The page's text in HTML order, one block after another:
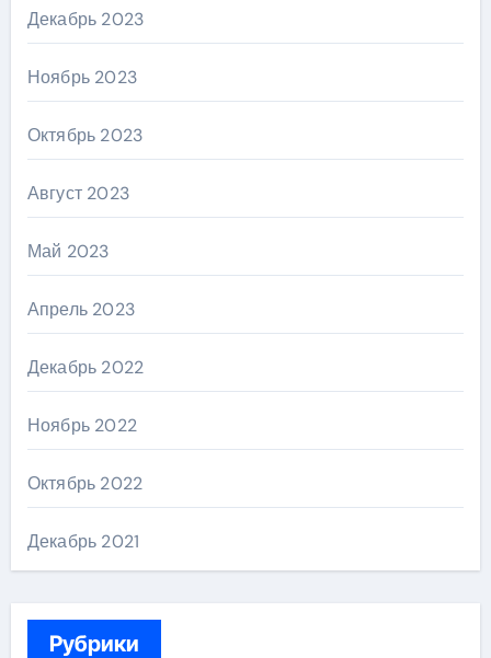
Декабрь 2023
Ноябрь 2023
Октябрь 2023
Август 2023
Май 2023
Апрель 2023
Декабрь 2022
Ноябрь 2022
Октябрь 2022
Декабрь 2021
Рубрики